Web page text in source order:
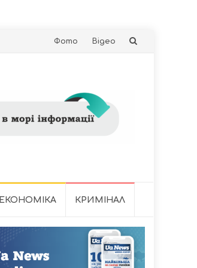
Skip
Фото Відео
ЕКОНОМІКА КРИМІНАЛ